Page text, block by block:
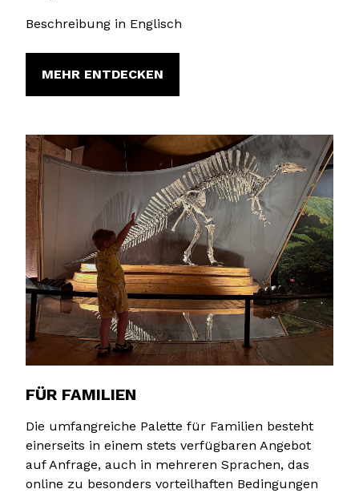
Beschreibung in Englisch
MEHR ENTDECKEN
FÜR FAMILIEN
Die umfangreiche Palette für Familien besteht
einerseits in einem stets verfügbaren Angebot
auf Anfrage, auch in mehreren Sprachen, das
online zu besonders vorteilhaften Bedingungen